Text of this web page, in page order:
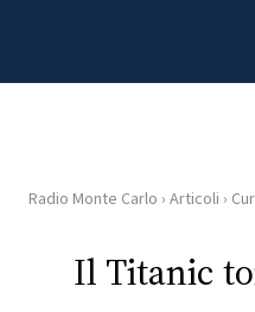
HOME
RADIO
Radio Monte Carlo › Articoli ›
Il Titanic